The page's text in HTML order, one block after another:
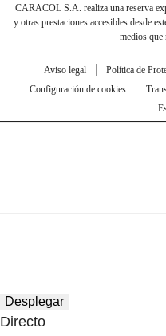
CARACOL S.A. realiza una reserva
y otras prestaciones accesibles desde
medios que
Aviso legal Política de
Configuración de cookies
Desplegar
Directo